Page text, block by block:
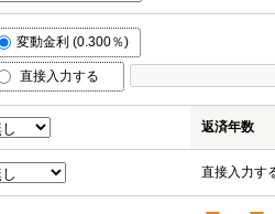
変動金利 (0.300％)
直接入力する
返済年数
直接入力す